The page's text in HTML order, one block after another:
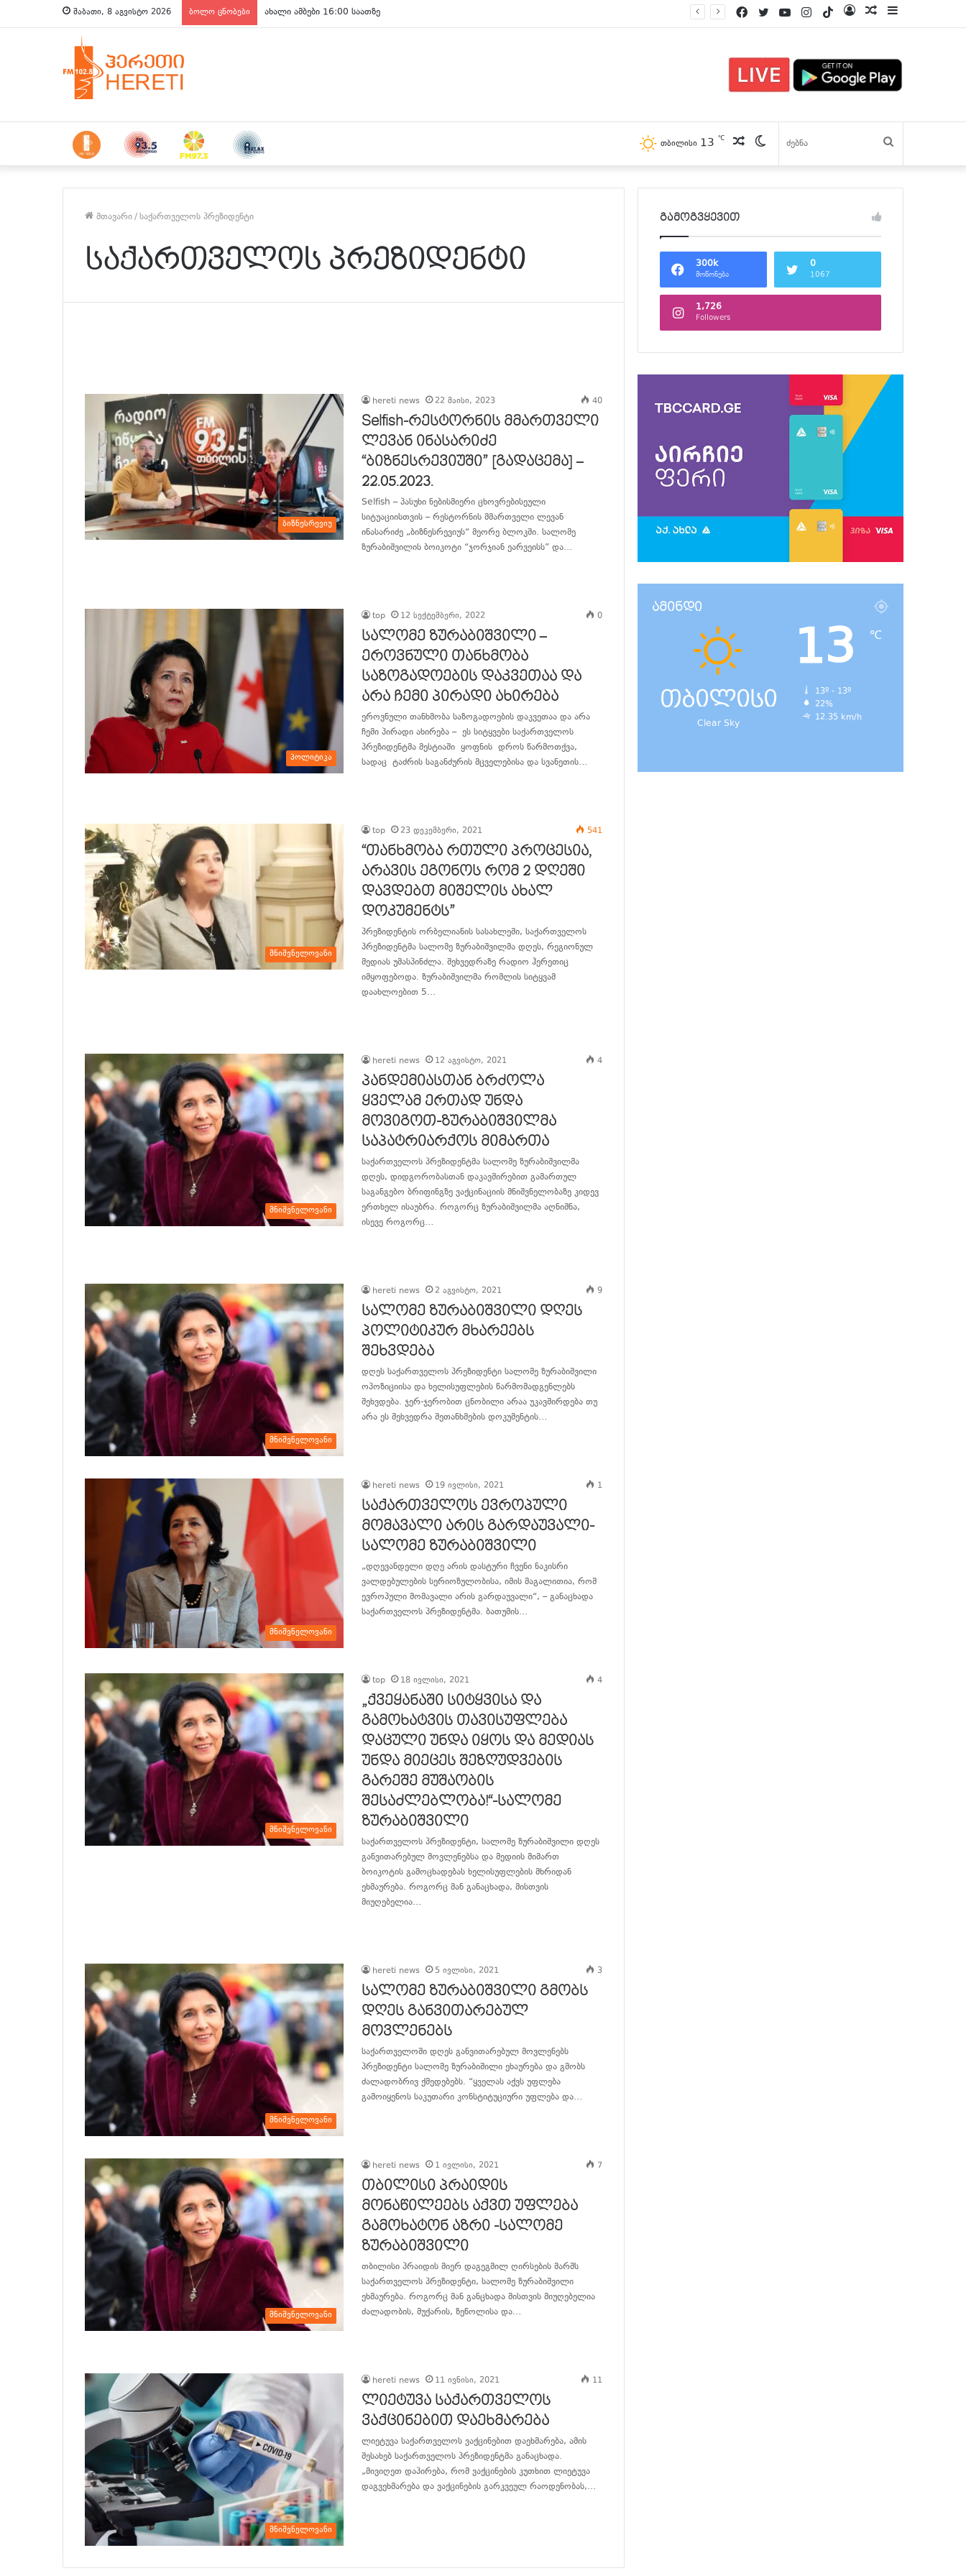
შაბათი, 8 აგვისტო 2026 ბოლო ცნობები ახალი ამბები 15:00 საათზე პოსტები
Log
TikTok
Instagram
YouTube
Twitter
Facebook
Switch
skin
პოსტები
თბილისი 13 ℃
მთავარი/საქართველოს პრეზიდენტი
საქართველოს პრეზიდენტი
ბიზნესრევიუ
hereti news 22 მაისი, 2023 40
Selfish-რესტორნის მმართველი
ლევან ინასარიძე
“ბიზნესრევიუში” [გადაცემა] –
22.05.2023.
Selfish – პასუხი ნებისმიერი ცხოვრებისეული
სიტუაციისთვის – რესტორნის მმართველი ლევან
ინასარიძე „ბიზნესრევიუს“ მეორე ბლოკში. სალომე
ზურაბიშვილის ბოიკოტი “ჯორჯიან ეარვეისს” და…
პოლიტიკა
top 12 სექტემბერი, 2022 0
სალომე ზურაბიშვილი –
ეროვნული თანხმობა
საზოგადოების დაკვეთაა და
არა ჩემი პირადი ახირება
ეროვნული თანხმობა საზოგადოების დაკვეთაა და არა
ჩემი პირადი ახირება – ეს სიტყვები საქართველოს
პრეზიდენტმა მესტიაში ყოფნის დროს წარმოთქვა,
სადაც ტაძრის საგანძურის მცველებისა და სვანეთის…
მნიშვნელოვანი
top 23 დეკემბერი, 2021 541
“თანხმობა რთული პროცესია,
არავის ეგონოს რომ 2 დღეში
დავდებთ მიშელის ახალ
დოკუმენტს”
პრეზიდენტის ორბელიანის სასახლეში, საქართველოს
პრეზიდენტმა სალომე ზურაბიშვილმა დღეს, რეგიონულ
მედიას უმასპინძლა. შეხვედრაზე რადიო ჰერეთიც
იმყოფებოდა. ზურაბიშვილმა რომლის სიტყვამ
დაახლოებით 5…
მნიშვნელოვანი
hereti news 12 აგვისტო, 2021 4
პანდემიასთან ბრძოლა
ყველამ ერთად უნდა
მოვიგოთ-ზურაბიშვილმა
საპატრიარქოს მიმართა
საქართველოს პრეზიდენტმა სალომე ზურაბიშვილმა
დღეს, დიდგორობასთან დაკავშირებით გამართულ
საგანგებო ბრიფინგზე ვაქცინაციის მნიშვნელობაზე კიდევ
ერთხელ ისაუბრა. როგორც ზურაბიშვილმა აღნიშნა,
ისევე როგორც…
მნიშვნელოვანი
hereti news 2 აგვისტო, 2021 9
სალომე ზურაბიშვილი დღეს
პოლიტიკურ მხარეებს
შეხვდება
დღეს საქართველოს პრეზიდენტი სალომე ზურაბიშვილი
ოპოზიციისა და ხელისუფლების წარმომადგენლებს
შეხვდება. ჯერ-ჯერობით ცნობილი არაა უკავშირდება თუ
არა ეს შეხვედრა შეთანხმების დოკუმენტის…
მნიშვნელოვანი
hereti news 19 ივლისი, 2021 1
საქართველოს ევროპული
მომავალი არის გარდაუვალი-
სალომე ზურაბიშვილი
„დღევანდელი დღე არის დასტური ჩვენი ნაკისრი
ვალდებულების სერიოზულობისა, იმის მაგალითია, რომ
ევროპული მომავალი არის გარდაუვალი“, – განაცხადა
საქართველოს პრეზიდენტმა. ბათუმის…
მნიშვნელოვანი
top 18 ივლისი, 2021 4
„ქვეყანაში სიტყვისა და
გამოხატვის თავისუფლება
დაცული უნდა იყოს და მედიას
უნდა მიეცეს შეზღუდვების
გარეშე მუშაობის
შესაძლებლობა!“-სალომე
ზურაბიშვილი
საქართველოს პრეზიდენტი, სალომე ზურაბიშვილი დღეს
განვითარებულ მოვლენებსა და მედიის მიმართ
ბოიკოტის გამოცხადებას ხელისუფლების მხრიდან
ეხმაურება. როგორც მან განაცხადა, მისთვის
მიუღებელია…
მნიშვნელოვანი
hereti news 5 ივლისი, 2021 3
სალომე ზურაბიშვილი გმობს
დღეს განვითარებულ
მოვლენებს
საქართველოში დღეს განვითარებულ მოვლენებს
პრეზიდენტი სალომე ზურაბიშილი ეხაურება და გმობს
ძალადობრივ ქმედებებს. “ყველას აქვს უფლება
გამოიყენოს საკუთარი კონსტიტუციური უფლება და…
მნიშვნელოვანი
hereti news 1 ივლისი, 2021 7
თბილისი პრაიდის
მონაწილეებს აქვთ უფლება
გამოხატონ აზრი -სალომე
ზურაბიშვილი
თბილისი პრაიდის მიერ დაგეგმილ ღირსების მარშს
საქართველოს პრეზიდენტი, სალომე ზურაბიშვილი
ეხმაურება. როგორც მან განცხადა მისთვის მიუღებელია
ძალადობის, მუქარის, ზეწოლისა და…
მნიშვნელოვანი
hereti news 11 ივნისი, 2021 11
ლიეტუვა საქართველოს
ვაქცინებით დაეხმარება
ლიეტუვა საქართველოს ვაქცინებით დაეხმარება, ამის
შესახებ საქართველოს პრეზიდენტმა განაცხადა.
„მივიღეთ დაპირება, რომ ვაქცინების კუთხით ლიეტუვა
დაგვეხმარება და ვაქცინების გარკვეულ რაოდენობას,…
გამოგვყევით
300k
მოწონება
0
1067
1,726
Followers
ამინდი
თბილისი
Clear Sky
13 ℃
13º - 13º
22%
12.35 km/h